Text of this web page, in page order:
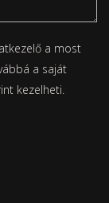
a most
a saját
kezelheti.